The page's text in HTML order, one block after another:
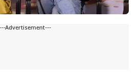
---Advertisement---